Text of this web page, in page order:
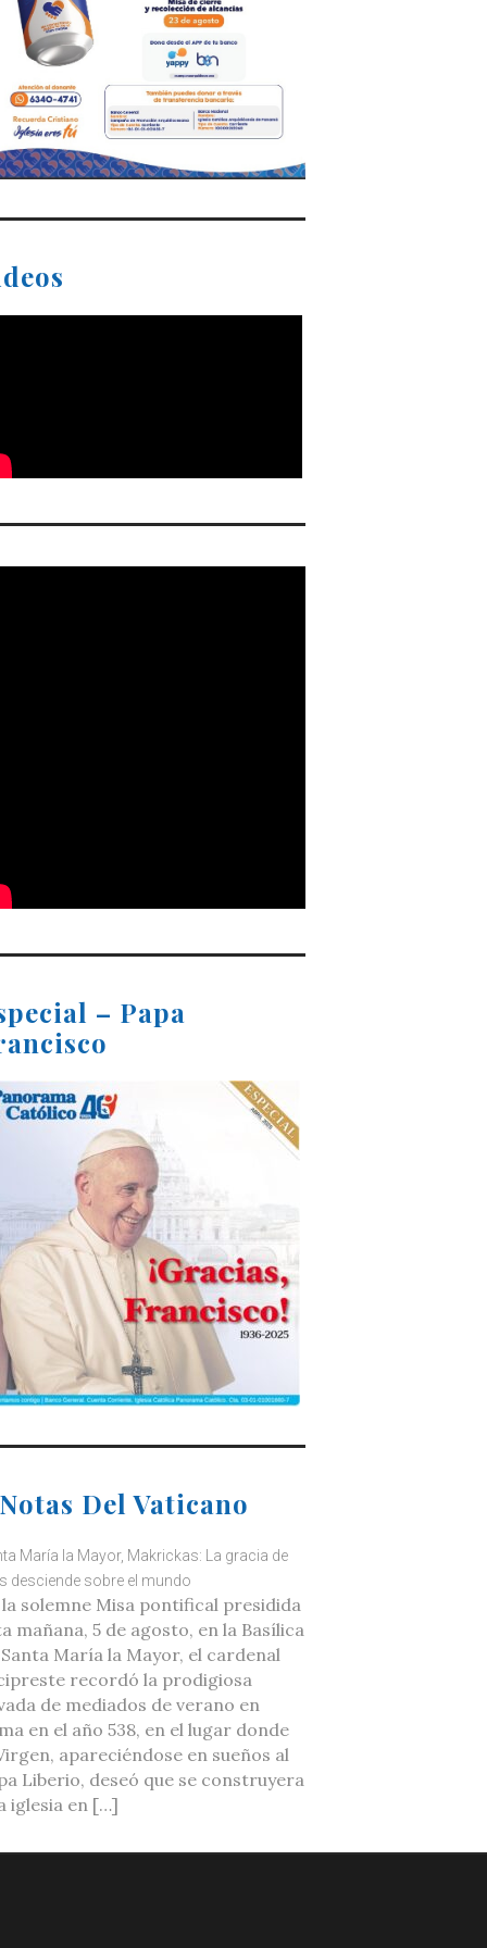
– Papa
Del Vaticano
María la Mayor, Makrickas: La gracia de
desciende sobre el mundo
solemne Misa pontifical presidida
mañana, 5 de agosto, en la Basílica
María la Mayor, el cardenal
recordó la prodigiosa
de mediados de verano en
en el año 538, en el lugar donde
apareciéndose en sueños al
Liberio, deseó que se construyera
iglesia en […]